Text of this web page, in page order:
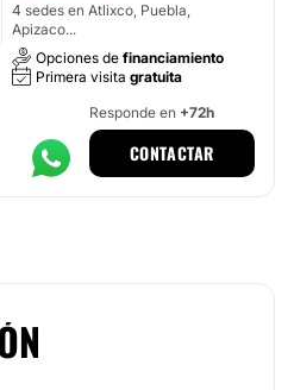
4 sedes en Atlixco, Puebla,
Apizaco...
Opciones de financiamiento
Primera visita gratuita
Responde en +72h
CONTACTAR